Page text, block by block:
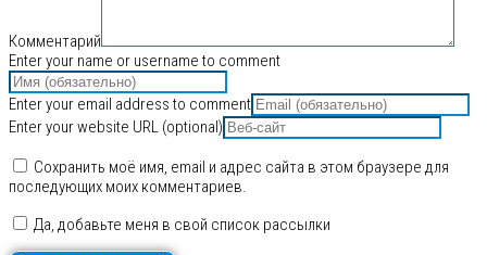
Комментарий
Enter your name or username to comment
Enter your email address to comment
Enter your website URL (optional)
Сохранить моё имя, email и адрес сайта в этом браузере для
последующих моих комментариев.
Да, добавьте меня в свой список рассылки